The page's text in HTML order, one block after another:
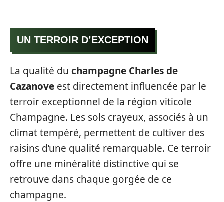
UN TERROIR D’EXCEPTION
La qualité du champagne Charles de
Cazanove est directement influencée par le
terroir exceptionnel de la région viticole
Champagne. Les sols crayeux, associés à un
climat tempéré, permettent de cultiver des
raisins d’une qualité remarquable. Ce terroir
offre une minéralité distinctive qui se
retrouve dans chaque gorgée de ce
champagne.